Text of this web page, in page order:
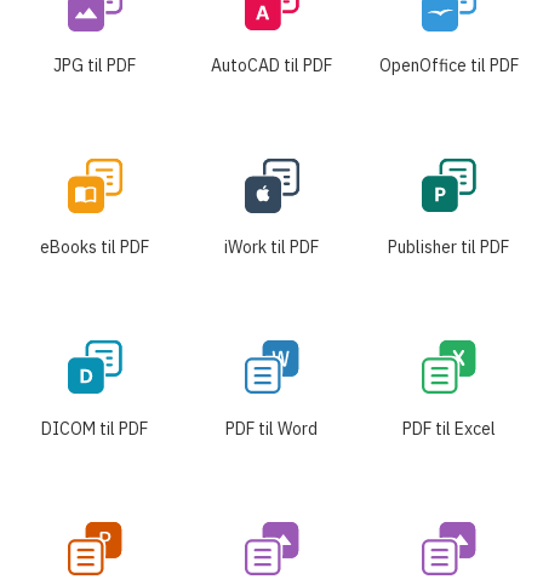
JPG til PDF AutoCAD til PDF OpenOffice til PDF
eBooks til PDF iWork til PDF Publisher til PDF
DICOM til PDF PDF til Word PDF til Excel